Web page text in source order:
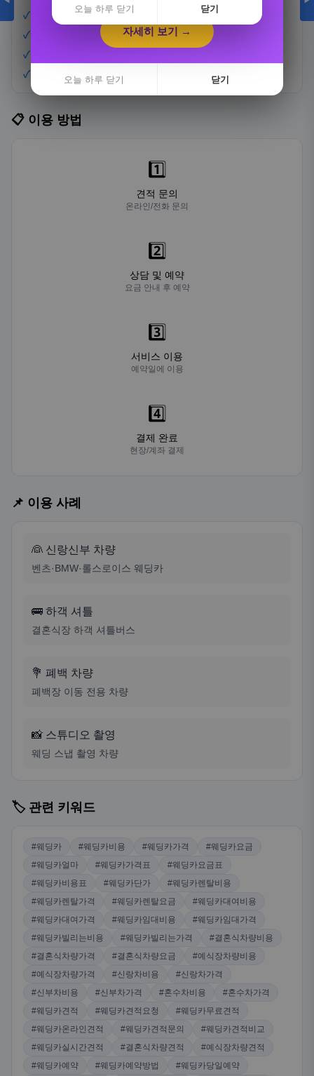
✓ 벤츠·BMW·롤스로이스 보유
✓ 하객 셔틀버스 연계
✓
✓ 전담 웨딩 기사 배정
📋 이용 방법
1️⃣
견적 문의
온라인/전화 문의
2️⃣
상담 및 예약
요금 안내 후 예약
3️⃣
서비스 이용
예약일에 이용
4️⃣
결제 완료
현장/계좌 결제
📌 이용 사례
👰 신랑신부 차량
벤츠·BMW·롤스로이스 웨딩카
🚌 하객 셔틀
결혼식장 하객 셔틀버스
💐 폐백 차량
폐백장 이동 전용 차량
📸 스튜디오 촬영
웨딩 스냅 촬영 차량
🏷️ 관련 키워드
#웨딩카 #웨딩카비용 #웨딩카가격
#웨딩카요금
#웨딩카얼마
#웨딩카가격표
#웨딩카요금표
#웨딩카비용표
#웨딩카단가
#웨딩카렌탈비용
#웨딩카렌탈가격
#웨딩카렌탈요금
#웨딩카대여비용
#웨딩카대여가격
#웨딩카임대비용
#웨딩카임대가격
#웨딩카빌리는비용
#웨딩카빌리는가격
#결혼식차량비용
#결혼식차량가격
#결혼식차량요금
#예식장차량비용
#예식장차량가격
#신랑차비용
#신랑차가격
#신부차비용
#신부차가격 #혼수차비용
#혼수차가격
#웨딩카견적
#웨딩카견적요청
#웨딩카무료견적
#웨딩카온라인견적
#웨딩카견적문의
#웨딩카견적비교
#웨딩카실시간견적
#결혼식차량견적
#예식장차량견적
#웨딩카예약
#웨딩카예약방법
#웨딩카당일예약
오늘 하루 닫기 닫기
자세히 보기 →
자세히 보기 →
오늘 하루 닫기 닫기